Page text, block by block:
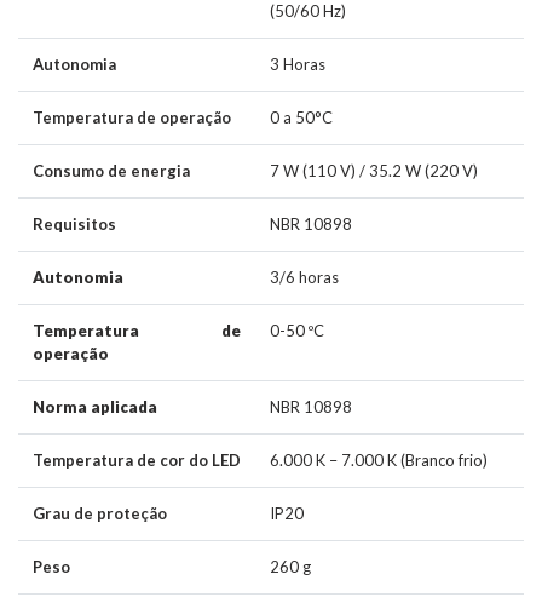
(50/60 Hz)
Autonomia 3 Horas
Temperatura de operação 0 a 50°C
Consumo de energia 7 W (110 V) / 35.2 W (220 V)
Requisitos NBR 10898
Autonomia 3/6 horas
Temperatura de
operação
0-50 ºC
Norma aplicada NBR 10898
Temperatura de cor do LED 6.000 K – 7.000 K (Branco frio)
Grau de proteção IP20
Peso 260 g